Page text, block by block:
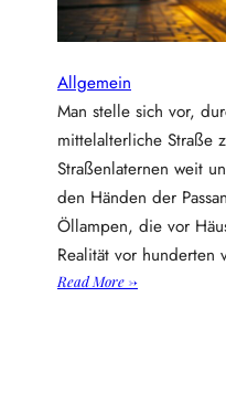
Allgemein
Man stelle sich vor,
mittelalterliche Straße
Straßenlaternen weit
den Händen der
Öllampen, die vor
Realität vor hunderten
Read More →: